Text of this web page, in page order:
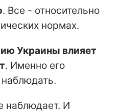
. Все - относительно
нормах.
Украины влияет
. Именно его
наблюдает. И